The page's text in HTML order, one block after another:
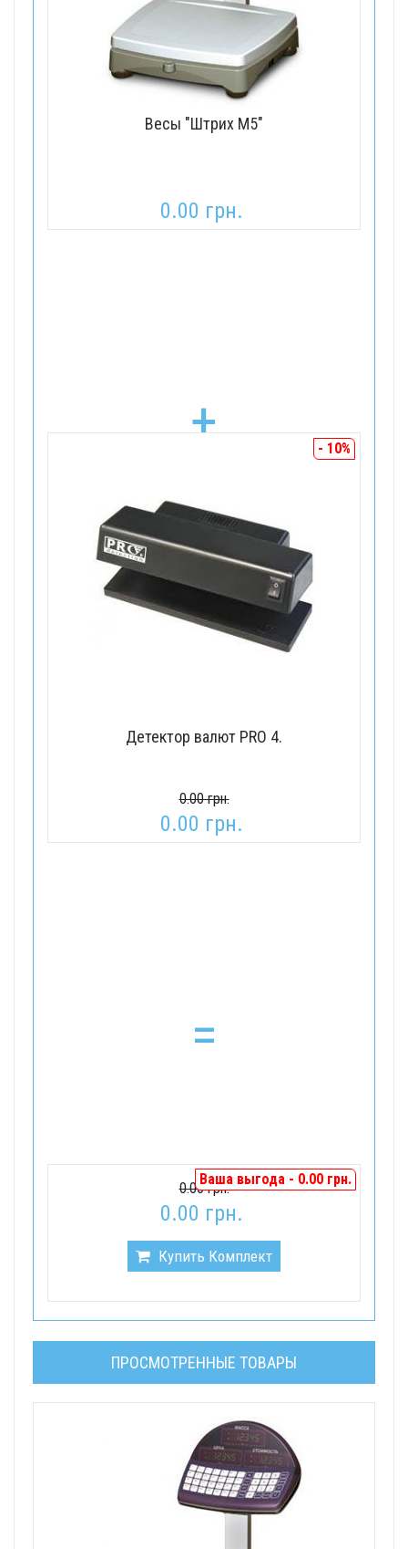
Весы "Штрих М5"
0.00 грн.
+ - 10%
Детектор валют PRO 4.
0.00 грн.
0.00 грн.
=
Ваша выгода - 0.00 грн.
0.00 грн.
0.00 грн.
Купить Комплект
ПРОСМОТРЕННЫЕ ТОВАРЫ